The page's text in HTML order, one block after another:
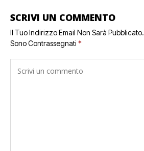
SCRIVI UN COMMENTO
Il Tuo Indirizzo Email Non Sarà Pubblicato.
Sono Contrassegnati *